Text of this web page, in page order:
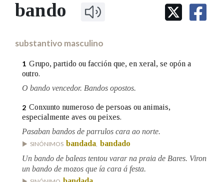
IDENTIDADE CORPORATIVA
MARCIAL DEL ADALID
FIGURAS HOMENAXEADAS
PRIMAVERA DAS LETRAS
Facebook
TwitterYoutubeInstagram
Bluesky
BUSCAR NOS LEMAS
Remata por
Contén
BUSCAR NO CONTIDO
Nas definicións
bando
substantivo masculino
1 Grupo, partido ou facción que, en xeral, se opón a
outro.
O bando vencedor. Bandos opostos.
2 Conxunto numeroso de persoas ou animais,
especialmente aves ou peixes.
Pasaban bandos de parrulos cara ao norte.
SINÓNIMOS bandada bandado
Un bando de baleas tentou varar na praia de Bares. Viron
un bando de mozos que ía cara á festa.